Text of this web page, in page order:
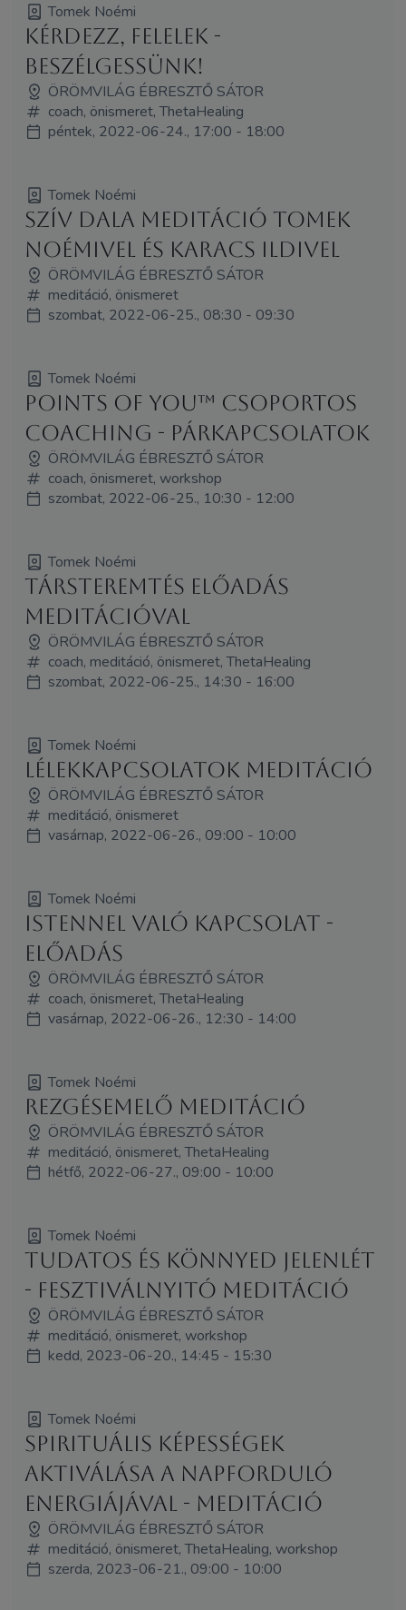
Tomek Noémi
Kérdezz, felelek -
Beszélgessünk!
ÖRÖMVILÁG ÉBRESZTŐ SÁTOR
coach, önismeret, ThetaHealing
péntek, 2022-06-24., 17:00 - 18:00
Tomek Noémi
Szív dala meditáció Tomek
Noémivel és Karacs Ildivel
ÖRÖMVILÁG ÉBRESZTŐ SÁTOR
meditáció, önismeret
szombat, 2022-06-25., 08:30 - 09:30
Tomek Noémi
Points of You™ csoportos
coaching - Párkapcsolatok
ÖRÖMVILÁG ÉBRESZTŐ SÁTOR
coach, önismeret, workshop
szombat, 2022-06-25., 10:30 - 12:00
Tomek Noémi
Társteremtés előadás
meditációval
ÖRÖMVILÁG ÉBRESZTŐ SÁTOR
coach, meditáció, önismeret, ThetaHealing
szombat, 2022-06-25., 14:30 - 16:00
Tomek Noémi
Lélekkapcsolatok meditáció
ÖRÖMVILÁG ÉBRESZTŐ SÁTOR
meditáció, önismeret
vasárnap, 2022-06-26., 09:00 - 10:00
Tomek Noémi
Istennel való kapcsolat -
előadás
ÖRÖMVILÁG ÉBRESZTŐ SÁTOR
coach, önismeret, ThetaHealing
vasárnap, 2022-06-26., 12:30 - 14:00
Tomek Noémi
Rezgésemelő meditáció
ÖRÖMVILÁG ÉBRESZTŐ SÁTOR
meditáció, önismeret, ThetaHealing
hétfő, 2022-06-27., 09:00 - 10:00
Tomek Noémi
Tudatos és könnyed jelenlét
- fesztiválnyitó meditáció
ÖRÖMVILÁG ÉBRESZTŐ SÁTOR
meditáció, önismeret, workshop
kedd, 2023-06-20., 14:45 - 15:30
Tomek Noémi
Spirituális képességek
aktiválása a Napforduló
energiájával - meditáció
ÖRÖMVILÁG ÉBRESZTŐ SÁTOR
meditáció, önismeret, ThetaHealing, workshop
szerda, 2023-06-21., 09:00 - 10:00